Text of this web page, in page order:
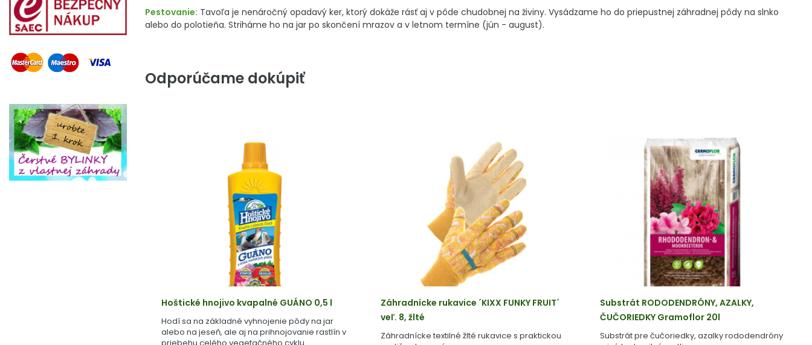
Pestovanie: Tavoľa je nenáročný opadavý ker, ktorý dokáže rásť aj v pôde chudobnej na živiny. Vysádzame ho do priepustnej záhradnej pôdy na slnko
alebo do polotieňa. Striháme ho na jar po skončení mrazov a v letnom termíne (jún - august).
Odporúčame dokúpiť
Hoštické hnojivo kvapalné GUÁNO 0,5 l
Hodí sa na základné vyhnojenie pôdy na jar
alebo na jeseň, ale aj na prihnojovanie rastlín v
Záhradnícke rukavice ´KIXX FUNKY FRUIT´
veľ. 8, žlté
Záhradnícke textilné žlté rukavice s praktickou
Substrát RODODENDRÓNY, AZALKY,
ČUČORIEDKY Gramoflor 20l
Substrát pre čučoriedky, azalky rododendróny